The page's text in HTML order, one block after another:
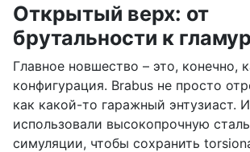
Открытый верх: от
брутальности к
Главное новшество – это, конечно,
конфигурация. Brabus не просто
как какой-то гаражный энтузиаст.
использовали высокопрочную
симуляции, чтобы сохранить